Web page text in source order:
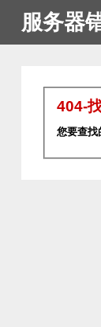
服务器
404-
您要查找